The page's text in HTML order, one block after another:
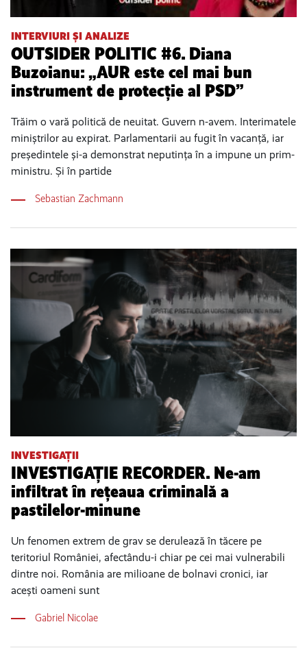
INTERVIURI ȘI ANALIZE
OUTSIDER POLITIC #6. Diana
Buzoianu: „AUR este cel mai bun
instrument de protecție al PSD”
Trăim o vară politică de neuitat. Guvern n-avem. Interimatele
miniștrilor au expirat. Parlamentarii au fugit în vacanță, iar
președintele și-a demonstrat neputința în a impune un prim-
ministru. Și în partide
Sebastian Zachmann
INVESTIGAȚII
INVESTIGAȚIE RECORDER. Ne-am
infiltrat în rețeaua criminală a
pastilelor-minune
Un fenomen extrem de grav se derulează în tăcere pe
teritoriul României, afectându-i chiar pe cei mai vulnerabili
dintre noi. România are milioane de bolnavi cronici, iar
acești oameni sunt
Gabriel Nicolae